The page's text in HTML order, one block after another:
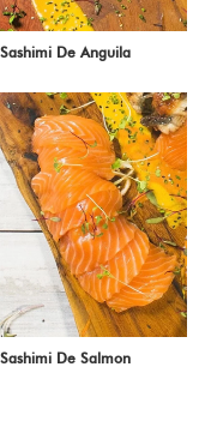
Sashimi De Anguila
Sashimi De Salmon